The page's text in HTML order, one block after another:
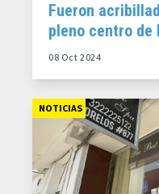
Fueron
pleno centro de
08 Oct 2024
NOTICIAS